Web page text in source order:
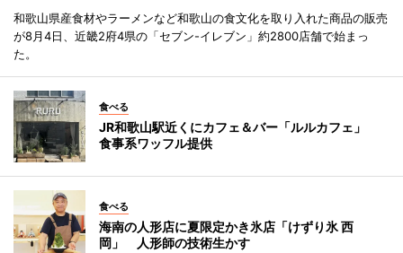
和歌山県産食材やラーメンなど和歌山の食文化を取り入れた商品の販売
が8月4日、近畿2府4県の「セブン-イレブン」約2800店舗で始まっ
た。
食べる
JR和歌山駅近くにカフェ＆バー「ルルカフェ」
食事系ワッフル提供
食べる
海南の人形店に夏限定かき氷店「けずり氷 西
岡」 人形師の技術生かす